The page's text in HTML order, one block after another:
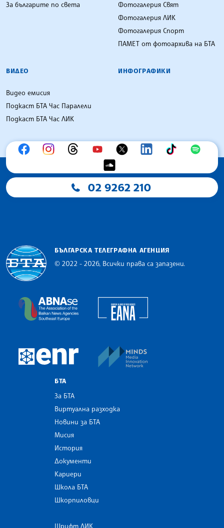
За българите по света
Фотогалерия Свят
Фотогалерия ЛИК
Фотогалерия Спорт
ПАМЕТ от фотоархива на БТА
ВИДЕО
Видео емисия
Подкаст БТА Час Паралели
Подкаст БТА Час ЛИК
ИНФОГРАФИКИ
02 9262 210
БЪЛГАРСКА ТЕЛЕГРАФНА АГЕНЦИЯ
© 2022 - 2026, Всички права са запазени.
The Assocoation of the Balkan News Agencies
European Newsroom
БТА
За БТА
Виртуална разходка
Новини за БТА
Мисия
История
Документи
Кариери
Школа БТА
Шкорпиловци
Шрифт ЛИК